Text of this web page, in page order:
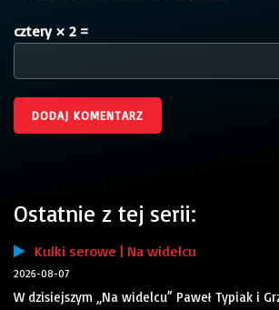
cztery × 2 =
Ostatnie z tej serii:
Kulki serowe | Na widelcu
2026-08-07
W dzisiejszym „Na widelcu” Paweł Typiak i